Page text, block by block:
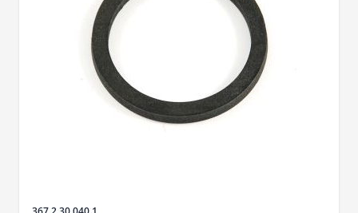
Sku